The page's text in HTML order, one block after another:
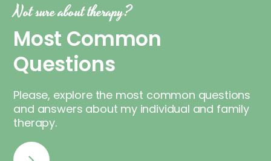
Not sure about therapy?
Most Common
Questions
Please, explore the most common questions
and answers about my individual and family
therapy.